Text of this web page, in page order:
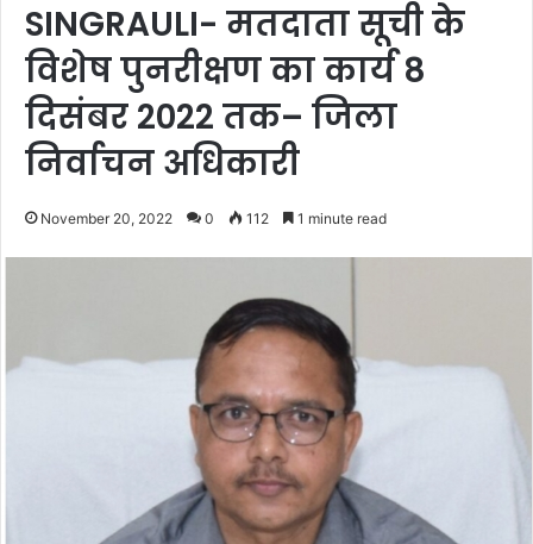
SINGRAULI- मतदाता सूची के
विशेष पुनरीक्षण का कार्य 8
दिसंबर 2022 तक– जिला
निर्वाचन अधिकारी
November 20, 2022 0 112 1 minute read